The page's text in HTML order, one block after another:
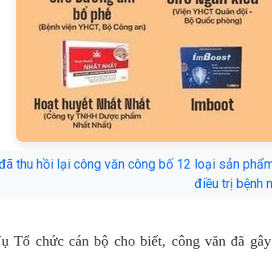
thu hồi lại công văn công bố 12 loại sản
điều trị bệnh
Tổ chức cán bộ cho biết, công văn đã